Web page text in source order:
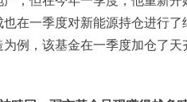
在一季度对新能源持仓进行了
例，该基金在一季度加仓了